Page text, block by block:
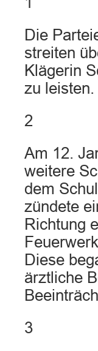
Die
streiten
Klägerin
zu leisten.
2
Am 12.
weitere
dem
zündete
Richtung
Diese
ärztliche
3